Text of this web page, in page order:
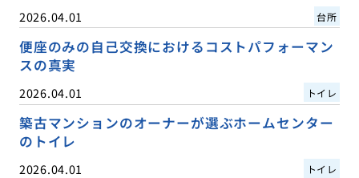
2026.04.01 台所
便座のみの自己交換におけるコストパフォーマン
スの真実
2026.04.01 トイレ
築古マンションのオーナーが選ぶホームセンター
のトイレ
2026.04.01 トイレ